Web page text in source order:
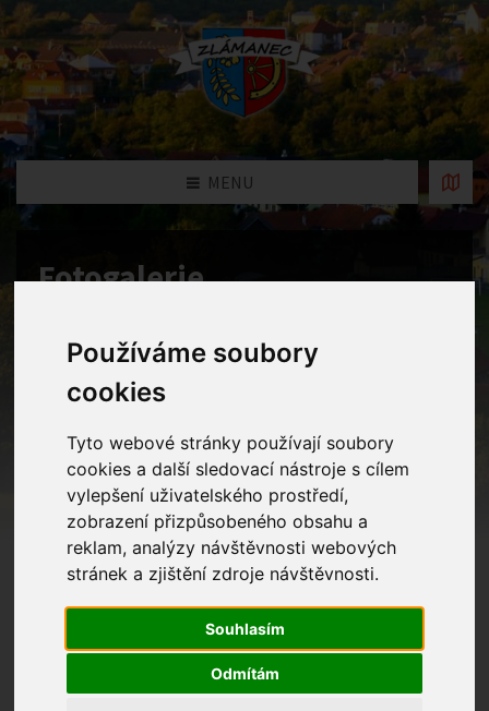
Používáme soubory
cookies
Tyto webové stránky používají soubory
cookies a další sledovací nástroje s cílem
vylepšení uživatelského prostředí,
zobrazení přizpůsobeného obsahu a
reklam, analýzy návštěvnosti webových
stránek a zjištění zdroje návštěvnosti.
Souhlasím
Odmítám
MENU
Fotogalerie